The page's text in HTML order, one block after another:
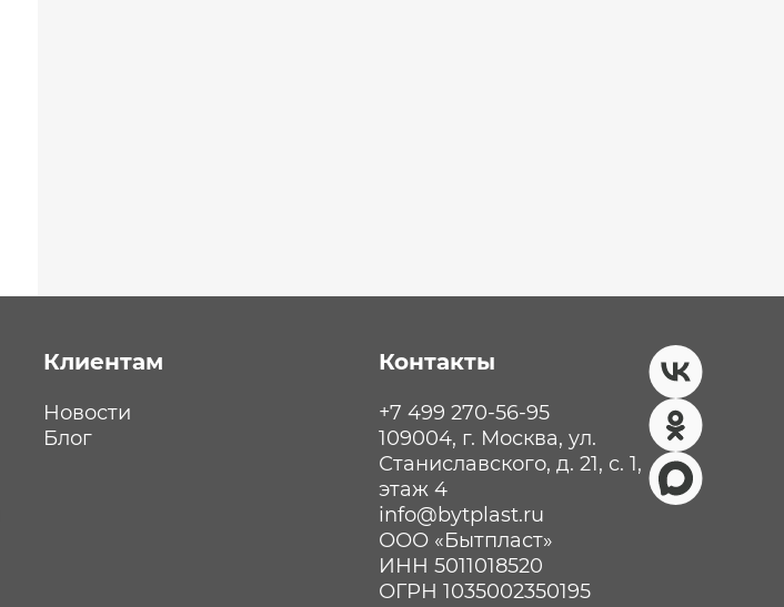
Клиентам
Новости
Блог
Контакты
+7 499 270-56-95
109004, г. Москва, ул.
Станиславского, д. 21, с. 1,
этаж 4
info@bytplast.ru
ООО «Бытпласт»
ИНН 5011018520
ОГРН 1035002350195